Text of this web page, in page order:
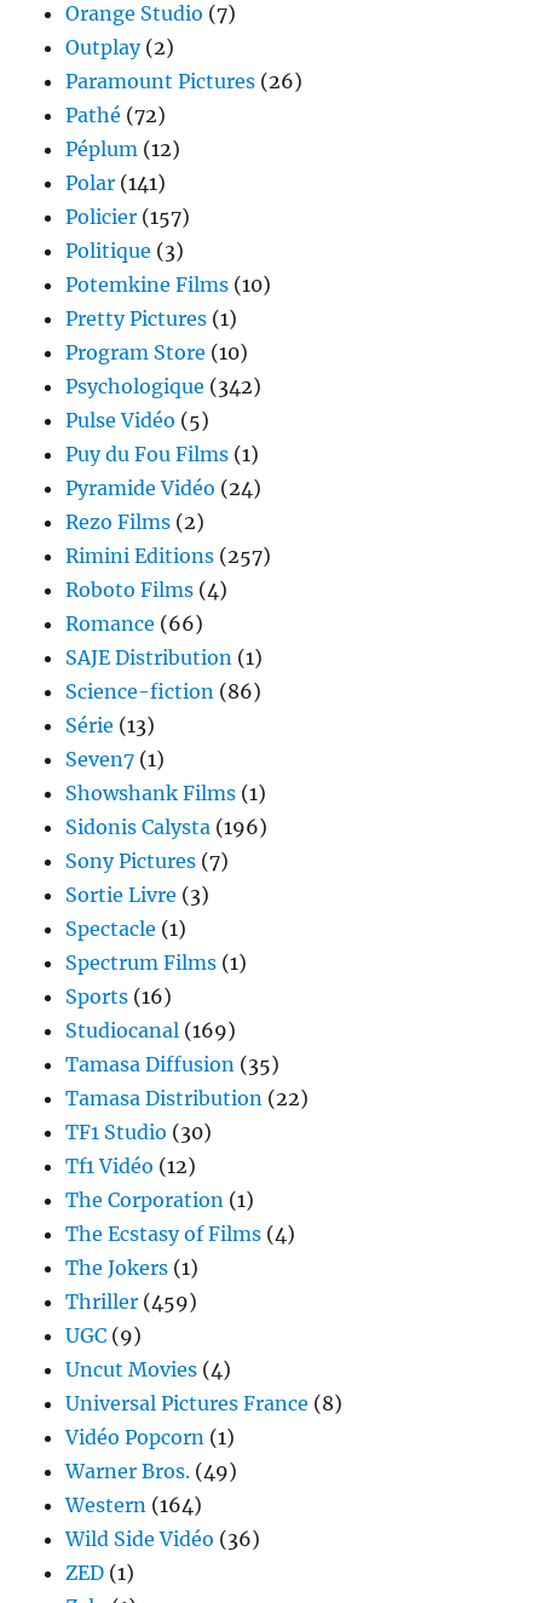
Orange Studio (7)
Outplay(2)
Paramount Pictures (26)
Pathé (72)
Péplum (12)
Polar (141)
Policier (157)
Politique (3)
Potemkine Films (10)
Pretty Pictures (1)
Program Store (10)
Psychologique (342)
Pulse Vidéo (5)
Puy du Fou Films (1)
Pyramide Vidéo (24)
Rezo Films (2)
Rimini Editions (257)
Roboto Films (4)
Romance (66)
SAJE Distribution (1)
Science-fiction (86)
Série (13)
Seven7 (1)
Showshank Films (1)
Sidonis Calysta (196)
Sony Pictures (7)
Sortie Livre (3)
Spectacle (1)
Spectrum Films (1)
Sports (16)
Studiocanal (169)
Tamasa Diffusion (35)
Tamasa Distribution (22)
TF1 Studio (30)
Tf1 Vidéo (12)
The Corporation (1)
The Ecstasy of Films (4)
The Jokers (1)
Thriller (459)
UGC (9)
Uncut Movies (4)
Universal Pictures France (8)
Vidéo Popcorn (1)
Warner Bros. (49)
Western (164)
Wild Side Vidéo (36)
ZED (1)